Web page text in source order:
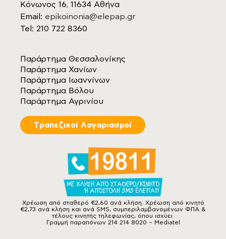
Κόνωνος 16, 11634 Αθήνα
Email: epikoinonia@elepap.gr
Tel: 210 722 8360
Παράρτημα Θεσσαλονίκης
Παράρτημα Χανίων
Παράρτημα Ιωαννίνων
Παράρτημα Βόλου
Παράρτημα Αγρινίου
Tραπεζικοί Λογαριασμοί
Χρέωση από σταθερό €2,60 ανά κλήση. Χρέωση από κινητό
€2,73 ανά κλήση και ανά SMS, συμπεριλαμβανομένων ΦΠΑ &
τέλους κινητής τηλεφωνίας, όπου ισχύει.
Γραμμή παραπόνων 214 214 8020 – Mediatel